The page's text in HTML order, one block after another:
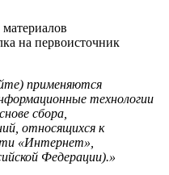
за номером ИА №
д. 3, стр. 3, офис 211
для лиц старше 16 лет